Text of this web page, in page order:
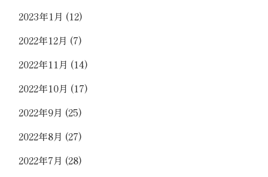
2023年1月 (12)
2022年12月 (7)
2022年11月 (14)
2022年10月 (17)
2022年9月 (25)
2022年8月 (27)
2022年7月 (28)